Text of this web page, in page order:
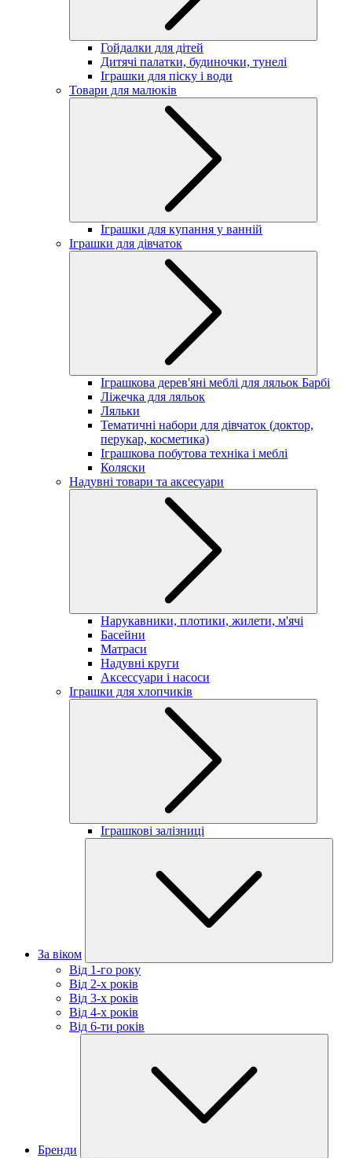
Гойдалки для дітей
Дитячі палатки, будиночки, тунелі
Іграшки для піску і води
Товари для малюків
Іграшки для купання у ванній
Іграшки для дівчаток
Іграшкова дерев'яні меблі для ляльок Барбі
Ліжечка для ляльок
Ляльки
Тематичні набори для дівчаток (доктор,
перукар, косметика)
Іграшкова побутова техніка і меблі
Коляски
Надувні товари та аксесуари
Нарукавники, плотики, жилети, м'ячі
Басейни
Матраси
Надувні круги
Аксессуари і насоси
Іграшки для хлопчиків
Іграшкові залізниці
За віком
Від 1-го року
Від 2-х років
Від 3-х років
Від 4-х років
Від 6-ти років
Бренди